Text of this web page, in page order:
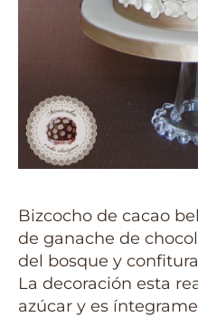
Bizcocho de cacao
de ganache de
del bosque y
La decoración esta
azúcar y es